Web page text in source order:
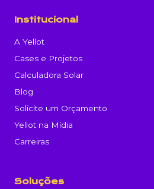
Institucional
A Yellot
Cases e Projetos
Calculadora Solar
Blog
Solicite um Orçamento
Yellot na Mídia
Carreiras
Soluções